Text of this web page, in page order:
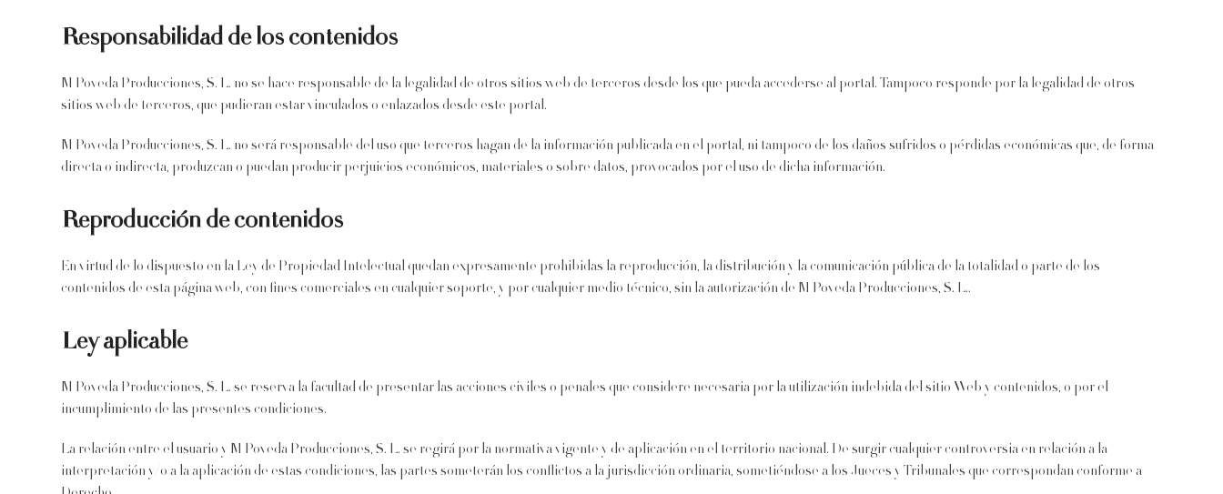
Responsabilidad de los contenidos
M Poveda Producciones, S. L. no se hace responsable de la legalidad de otros sitios web de terceros desde los que pueda accederse al portal. Tampoco responde por la legalidad de otros
sitios web de terceros, que pudieran estar vinculados o enlazados desde este portal.
M Poveda Producciones, S. L. no será responsable del uso que terceros hagan de la información publicada en el portal, ni tampoco de los daños sufridos o pérdidas económicas que, de forma
directa o indirecta, produzcan o puedan producir perjuicios económicos, materiales o sobre datos, provocados por el uso de dicha información.
Reproducción de contenidos
En virtud de lo dispuesto en la Ley de Propiedad Intelectual quedan expresamente prohibidas la reproducción, la distribución y la comunicación pública de la totalidad o parte de los
contenidos de esta página web, con fines comerciales en cualquier soporte, y por cualquier medio técnico, sin la autorización de M Poveda Producciones, S. L..
Ley aplicable
M Poveda Producciones, S. L. se reserva la facultad de presentar las acciones civiles o penales que considere necesaria por la utilización indebida del sitio Web y contenidos, o por el
incumplimiento de las presentes condiciones.
La relación entre el usuario y M Poveda Producciones, S. L. se regirá por la normativa vigente y de aplicación en el territorio nacional. De surgir cualquier controversia en relación a la
interpretación y/o a la aplicación de estas condiciones, las partes someterán los conflictos a la jurisdicción ordinaria, sometiéndose a los Jueces y Tribunales que correspondan conforme a